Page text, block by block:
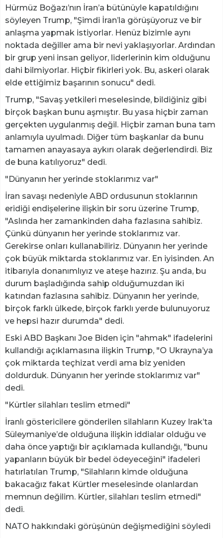
Hürmüz Boğazı’nın İran’a bütünüyle kapatıldığını
söyleyen Trump, "Şimdi İran’la görüşüyoruz ve bir
anlaşma yapmak istiyorlar. Henüz bizimle aynı
noktada değiller ama bir nevi yaklaşıyorlar. Ardından
bir grup yeni insan geliyor, liderlerinin kim olduğunu
dahi bilmiyorlar. Hiçbir fikirleri yok. Bu, askeri olarak
elde ettiğimiz başarının sonucu" dedi.
Trump, "Savaş yetkileri meselesinde, bildiğiniz gibi
birçok başkan bunu aşmıştır. Bu yasa hiçbir zaman
gerçekten uygulanmış değil. Hiçbir zaman buna tam
anlamıyla uyulmadı. Diğer tüm başkanlar da bunu
tamamen anayasaya aykırı olarak değerlendirdi. Biz
de buna katılıyoruz" dedi.
"Dünyanın her yerinde stoklarımız var"
İran savaşı nedeniyle ABD ordusunun stoklarının
eridiği endişelerine ilişkin bir soru üzerine Trump,
"Aslında her zamankinden daha fazlasına sahibiz.
Çünkü dünyanın her yerinde stoklarımız var.
Gerekirse onları kullanabiliriz. Dünyanın her yerinde
çok büyük miktarda stoklarımız var. En iyisinden. An
itibarıyla donanımlıyız ve ateşe hazırız. Şu anda, bu
durum başladığında sahip olduğumuzdan iki
katından fazlasına sahibiz. Dünyanın her yerinde,
birçok farklı ülkede, birçok farklı yerde bulunuyoruz
ve hepsi hazır durumda" dedi.
Eski ABD Başkanı Joe Biden için "ahmak" ifadelerini
kullandığı açıklamasına ilişkin Trump, "O Ukrayna’ya
çok miktarda teçhizat verdi ama biz yeniden
doldurduk. Dünyanın her yerinde stoklarımız var"
dedi.
"Kürtler silahları teslim etmedi"
İranlı göstericilere gönderilen silahların Kuzey Irak’ta
Süleymaniye’de olduğuna ilişkin iddialar olduğu ve
daha önce yaptığı bir açıklamada kullandığı, "bunu
yapanların büyük bir bedel ödeyeceğini" ifadeleri
hatırlatılan Trump, "Silahların kimde olduğuna
bakacağız fakat Kürtler meselesinde olanlardan
memnun değilim. Kürtler, silahları teslim etmedi"
dedi.
NATO hakkındaki görüşünün değişmediğini söyledi